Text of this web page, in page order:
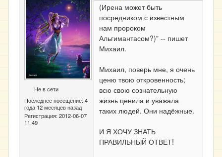
Не в сети
Последнее посещение:4
года 12 месяцев назад
Регистрация:2012-06-07
11:49
(Ирена может быть
посредником с известным
нам пророком
Альгимантасом?)" -- пишет
Михаил.
Михаил, поверь мне, я очень
ценю твою откровенность;
всю свою сознательную
жизнь ценила и уважала
таких людей. Они надёжные.
И Я ХОЧУ ЗНАТЬ
ПРАВИЛЬНЫЙ ОТВЕТ!